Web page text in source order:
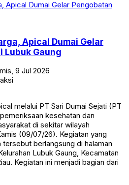
Apical Dumai Gelar
Lubuk Gaung
9 Jul 2026
melalui PT Sari Dumai Sejati (PT
kesehatan dan
di sekitar wilayah
(09/07/26). Kegiatan yang
berlangsung di halaman
Lubuk Gaung, Kecamatan
Kegiatan ini menjadi bagian dari